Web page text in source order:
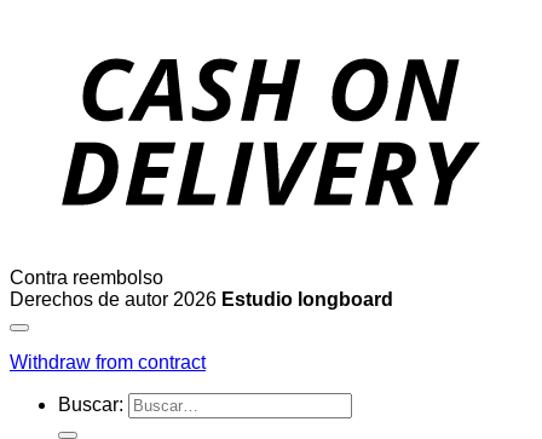
Contra reembolso
Derechos de autor 2026 Estudio longboard
Withdraw from contract
Buscar: